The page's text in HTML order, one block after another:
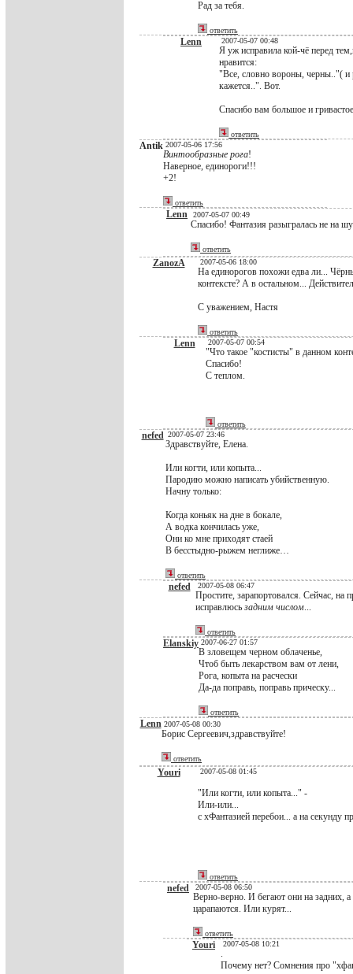
Рад за тебя.
ответить
Lenn 2007-05-07 00:48
Я уж исправила кой-чё перед
нравится:
"Все, словно вороны, черны.."(
кажется..". Вот.
Спасибо вам большое и
ответить
Antik 2007-05-06 17:56
Винтообразные рога!
Наверное, единороги!!!
+2!
ответить
Lenn 2007-05-07 00:49
Спасибо! Фантазия разыгралась не на
ответить
ZanozA 2007-05-06 18:00
На единорогов похожи едва ли...
контексте? А в остальном...
С уважением, Настя
ответить
Lenn 2007-05-07 00:54
"Что такое "костисты" в данном
Спасибо!
С теплом.
ответить
nefed 2007-05-07 23:46
Здравствуйте, Елена.
Или когти, или копыта...
Пародию можно написать убийственную.
Начну только:
Когда коньяк на дне в бокале,
А водка кончилась уже,
Они ко мне приходят стаей
В бесстыдно-рыжем неглиже…
ответить
nefed 2007-05-08 06:47
Простите, зарапортовался. Сейчас, на
исправлюсь задним числом...
ответить
Elanskiy 2007-06-27 01:57
В зловещем черном облаченье,
Чтоб быть лекарством вам от лени,
Рога, копыта на расчески
Да-да поправь, поправь прическу...
ответить
Lenn 2007-05-08 00:30
Борис Сергеевич,здравствуйте!
ответить
Youri 2007-05-08 01:45
"Или когти, или копыта..." -
Или-или...
с хФантазией перебои... а на секунду
ответить
nefed 2007-05-08 06:50
Верно-верно. И бегают они на задних,
царапаются. Или курят...
ответить
Youri 2007-05-08 10:21
.
Почему нет? Сомнения про